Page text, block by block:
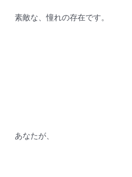
素敵な、憧れの存在です。
あなたが、